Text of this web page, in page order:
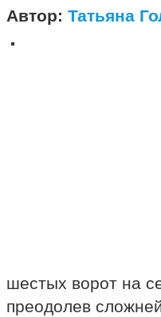
Автор: Татьяна
шестых ворот на
преодолев